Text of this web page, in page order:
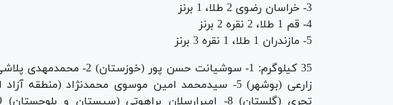
3- خراسان رضوی 2 طلا، 1 برنز
4- قم 1 طلا، 2 نقره 2 برنز
5- مازندران 1 طلا، 1 نقره 3 برنز